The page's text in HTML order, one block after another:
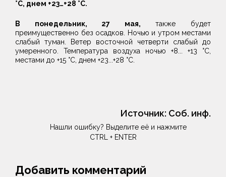
°С, днем +23…+28 °С.
В понедельник, 27 мая, также будет
преимущественно без осадков. Ночью и утром местами
слабый туман. Ветер восточной четверти слабый до
умеренного. Температура воздуха ночью +8... +13 °С,
местами до +15 °С, днем +23...+28 °С.
Источник: Соб. инф.
Нашли ошибку? Выделите её и нажмите
CTRL + ENTER
Добавить комментарий